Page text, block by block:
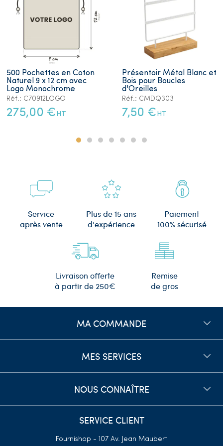
500 Pochettes en Coton
Naturel 9 x 12 cm avec
Logo Monochrome
Réf.: C70912LOGO
275,00 € HT
Présentoir Métal Blanc et
Bois pour Boucles
d'Oreilles
Réf.: CMDQ303
7,50 € HT
Service
après vente
Plus de 15 ans
d'expérience
Paiement
100% sécurisé
Livraison offerte
à partir de 250€
Remise
de gros
MA COMMANDE
MES SERVICES
NOUS CONNAÎTRE
SERVICE CLIENT
Fournishop - 107 Av. Jean Maubert